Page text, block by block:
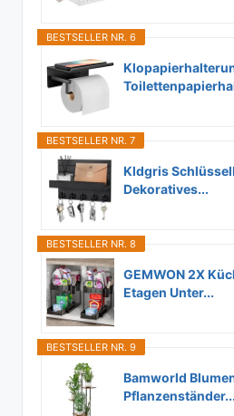
BESTSELLER NR. 6
BESTSELLER NR. 7
Kldgris
Dekoratives...
BESTSELLER NR. 8
GEMWON 2X
Etagen Unter...
BESTSELLER NR. 9
Bamworld
Pflanzenständer...